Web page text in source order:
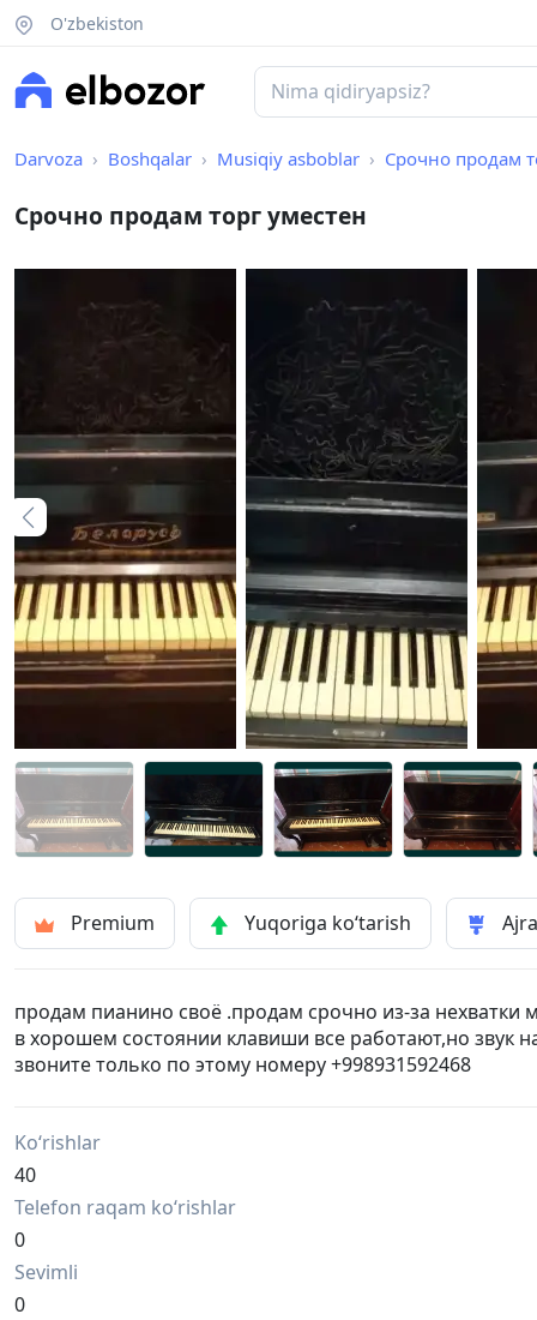
O'zbekiston
Darvoza Boshqalar Musiqiy asboblar Срочно продам
Срочно продам торг уместен
Premium Yuqoriga ko‘tarish
продам пианино своё .продам срочно из-за нехватки
в хорошем состоянии клавиши все работают,но звук
звоните только по этому номеру +998931592468
Ko‘rishlar
40
Telefon raqam ko‘rishlar
0
Sevimli
0